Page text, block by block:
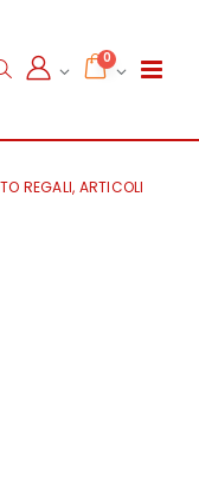
0
REGALI, ARTICOLI